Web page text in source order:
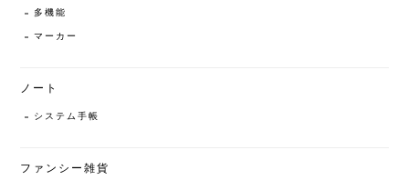
多機能
マーカー
ノート
システム手帳
ファンシー雑貨